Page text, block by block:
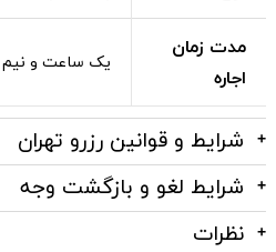
مدت زمان
اجاره
یک ساعت و نیم
شرایط و قوانین رزرو تهران
شرایط لغو و بازگشت وجه
نظرات